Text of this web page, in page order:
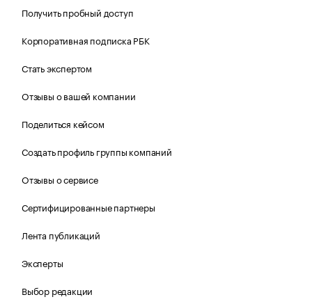
Получить пробный доступ
Корпоративная подписка РБК
Стать экспертом
Отзывы о вашей компании
Поделиться кейсом
Создать профиль группы компаний
Отзывы о сервисе
Сертифицированные партнеры
Лента публикаций
Эксперты
Выбор редакции